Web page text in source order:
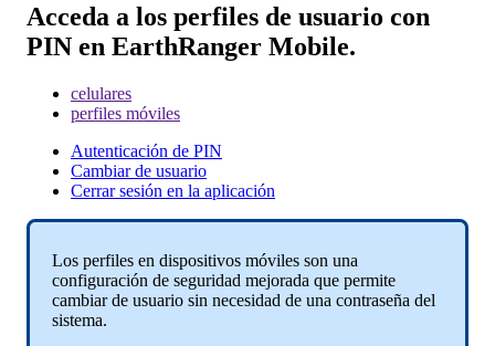
Acceda a los perfiles de usuario con
PIN en EarthRanger Mobile.
celulares
perfiles móviles
Autenticación de PIN
Cambiar de usuario
Cerrar sesión en la aplicación
Los perfiles en dispositivos móviles son una
configuración de seguridad mejorada que permite
cambiar de usuario sin necesidad de una contraseña del
sistema.